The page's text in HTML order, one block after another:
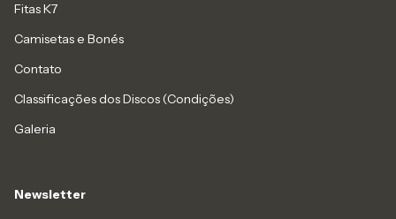
Fitas K7
Camisetas e Bonés
Contato
Classificações dos Discos (Condições)
Galeria
Newsletter